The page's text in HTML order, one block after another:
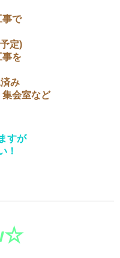
事で
定)
事を
み
会室など
すが
！
☆